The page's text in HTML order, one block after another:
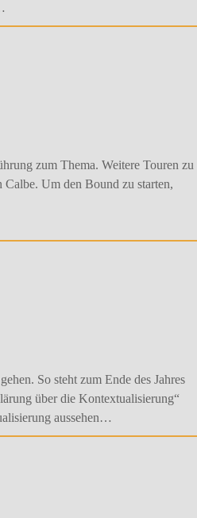
zum Thema. Weitere Touren zu
Um den Bound zu starten,
So steht zum Ende des Jahres
über die Kontextualisierung“
aussehen…